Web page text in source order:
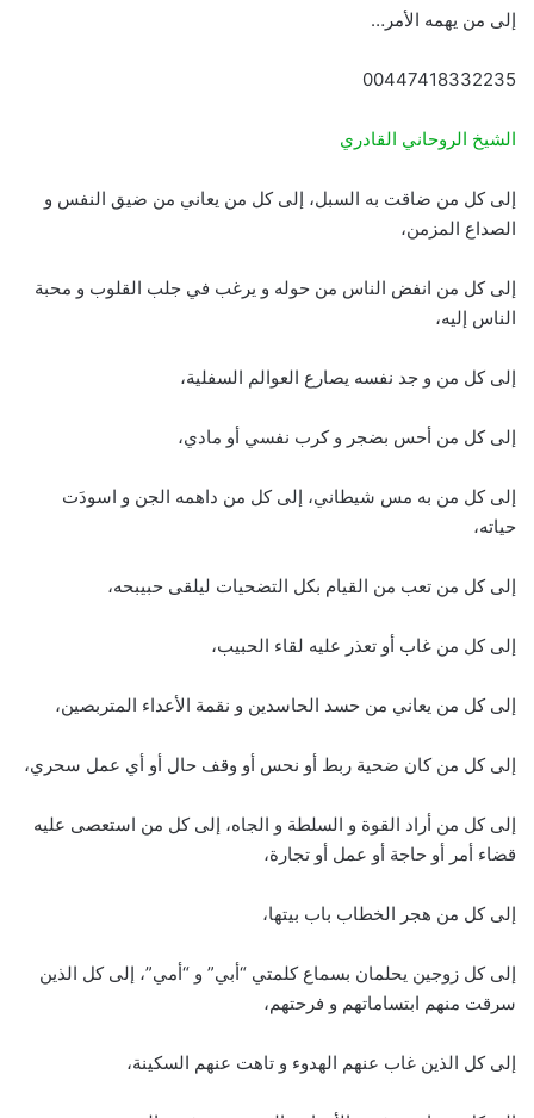
إلى من يهمه الأمر…
00447418332235
الشيخ الروحاني القادري
إلى كل من ضاقت به السبل، إلى كل من يعاني من ضيق النفس و
الصداع المزمن،
إلى كل من انفض الناس من حوله و يرغب في جلب القلوب و محبة
الناس إليه،
إلى كل من و جد نفسه يصارع العوالم السفلية،
إلى كل من أحس بضجر و كرب نفسي أو مادي،
إلى كل من به مس شيطاني، إلى كل من داهمه الجن و اسودَت
حياته،
إلى كل من تعب من القيام بكل التضحيات ليلقى حبيبحه،
إلى كل من غاب أو تعذر عليه لقاء الحبيب،
إلى كل من يعاني من حسد الحاسدين و نقمة الأعداء المتربصين،
إلى كل من كان ضحية ربط أو نحس أو وقف حال أو أي عمل سحري،
إلى كل من أراد القوة و السلطة و الجاه، إلى كل من استعصى عليه
قضاء أمر أو حاجة أو عمل أو تجارة،
إلى كل من هجر الخطاب باب بيتها،
إلى كل زوجين يحلمان بسماع كلمتي “أبي” و “أمي”، إلى كل الذين
سرقت منهم ابتساماتهم و فرحتهم،
إلى كل الذين غاب عنهم الهدوء و تاهت عنهم السكينة،